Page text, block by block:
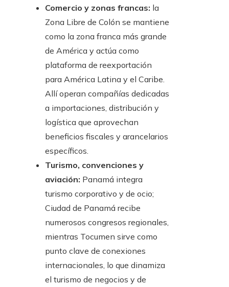
Comercio y zonas francas: la
Zona Libre de Colón se mantiene
como la zona franca más grande
de América y actúa como
plataforma de reexportación
para América Latina y el Caribe.
Allí operan compañías dedicadas
a importaciones, distribución y
logística que aprovechan
beneficios fiscales y arancelarios
específicos.
Turismo, convenciones y
aviación: Panamá integra
turismo corporativo y de ocio;
Ciudad de Panamá recibe
numerosos congresos regionales,
mientras Tocumen sirve como
punto clave de conexiones
internacionales, lo que dinamiza
el turismo de negocios y de